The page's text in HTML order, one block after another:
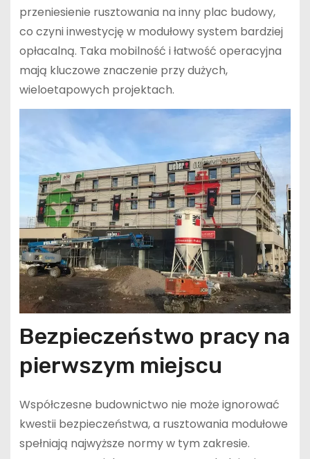
przeniesienie rusztowania na inny plac budowy,
co czyni inwestycję w modułowy system bardziej
opłacalną. Taka mobilność i łatwość operacyjna
mają kluczowe znaczenie przy dużych,
wieloetapowych projektach.
Bezpieczeństwo pracy na
pierwszym miejscu
Współczesne budownictwo nie może ignorować
kwestii bezpieczeństwa, a rusztowania modułowe
spełniają najwyższe normy w tym zakresie.